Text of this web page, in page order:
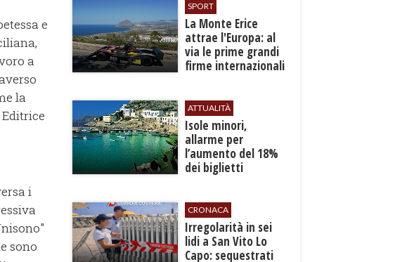
e
a
la
i
sono
SPORT
La Monte Erice
attrae l'Europa: al
via le prime grandi
firme internazionali
ATTUALITÀ
Isole minori,
allarme per
l’aumento del 18%
dei biglietti
CRONACA
Irregolarità in sei
lidi a San Vito Lo
Capo: sequestrati